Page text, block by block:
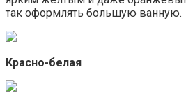
так оформлять большую ванную.
Красно-белая